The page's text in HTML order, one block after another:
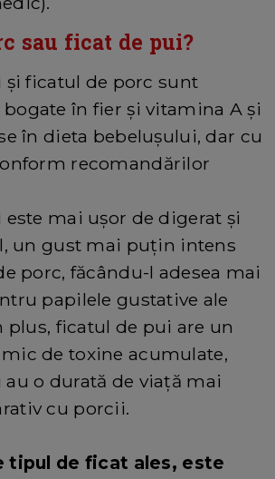
sau ficat de pui?
și ficatul de porc sunt
în fier și vitamina A și
în dieta bebelușului, dar cu
recomandărilor
mai ușor de digerat și
un gust mai puțin intens
porc, făcându-l adesea mai
papilele gustative ale
plus, ficatul de pui are un
de toxine acumulate,
o durată de viață mai
cu porcii.
tipul de ficat ales, este